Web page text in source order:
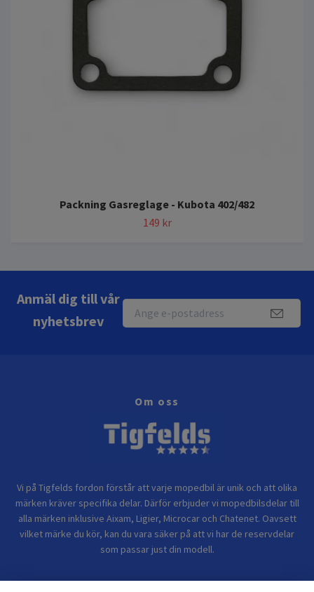
Packning Gasreglage - Kubota 402/482
149 kr
Anmäl dig till vår
nyhetsbrev
Om oss
Vi på Tigfelds fordon förstår att varje mopedbil är unik och att olika
märken kräver specifika delar. Därför erbjuder vi mopedbilsdelar till
alla märken inklusive Aixam, Ligier, Microcar och Chatenet. Oavsett
vilket märke du kör, kan du vara säker på att vi har de reservdelar
som passar just din modell.